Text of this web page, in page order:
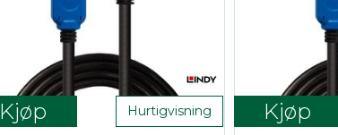
Kjøp Hurtigvisning Kjøp